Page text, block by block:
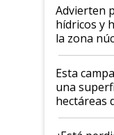
Advierten
hídricos y
la zona
Esta
una
hectáreas
con una